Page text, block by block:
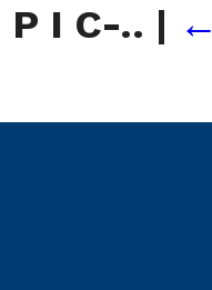
P I C-.. | ←